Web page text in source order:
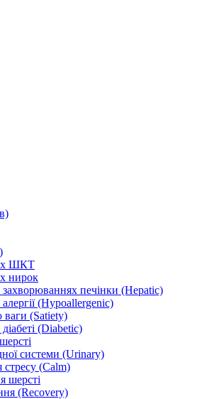
ШКТ
нирок
печінки (Hepatic)
(Hypoallergenic)
(Satiety)
(Diabetic)
системи (Urinary)
(Calm)
шерсті
(Recovery)